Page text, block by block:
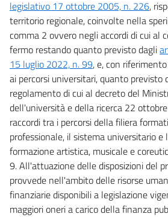
legislativo 17 ottobre 2005, n. 226,
territorio regionale, coinvolte nella
comma 2 ovvero negli accordi di cui al
fermo restando quanto previsto dagli
15 luglio 2022, n. 99, e, con
ai percorsi universitari, quanto previsto
regolamento di cui al decreto del
dell'università e della ricerca 22
raccordi tra i percorsi della filiera
professionale, il sistema universitario
formazione artistica, musicale e
9. All'attuazione delle disposizioni del
provvede nell'ambito delle risorse
finanziarie disponibili a legislazione
maggiori oneri a carico della finanza